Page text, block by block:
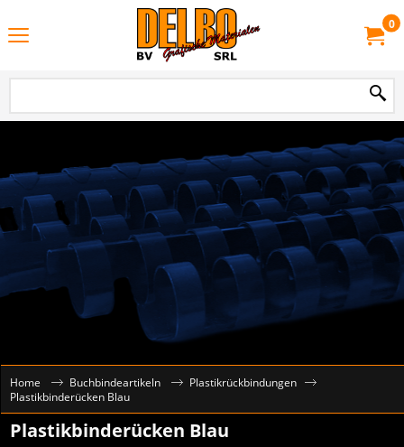
0
Home Buchbindeartikeln
Plastikrückbindungen
Plastikbinderücken Blau
Plastikbinderücken Blau